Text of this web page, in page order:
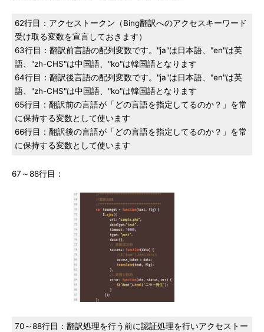
62行目：アクセストークン（Bing翻訳へのアクセスキーワード
受け取る変数を宣言しておきます）
63行目：翻訳前言語の配列変数です。"ja"は日本語、"en"は英
語、"zh-CHS"は中国語、"ko"は韓国語となります
64行目：翻訳後言語の配列変数です。"ja"は日本語、"en"は英
語、"zh-CHS"は中国語、"ko"は韓国語となります
65行目：翻訳前の言語が「どの言語を指定してるのか？」を常
に保持する変数として使います
66行目：翻訳後の言語が「どの言語を指定してるのか？」を常
に保持する変数として使います
67～88行目：
70～88行目：翻訳処理を行う前に認証処理を行いアクセストー